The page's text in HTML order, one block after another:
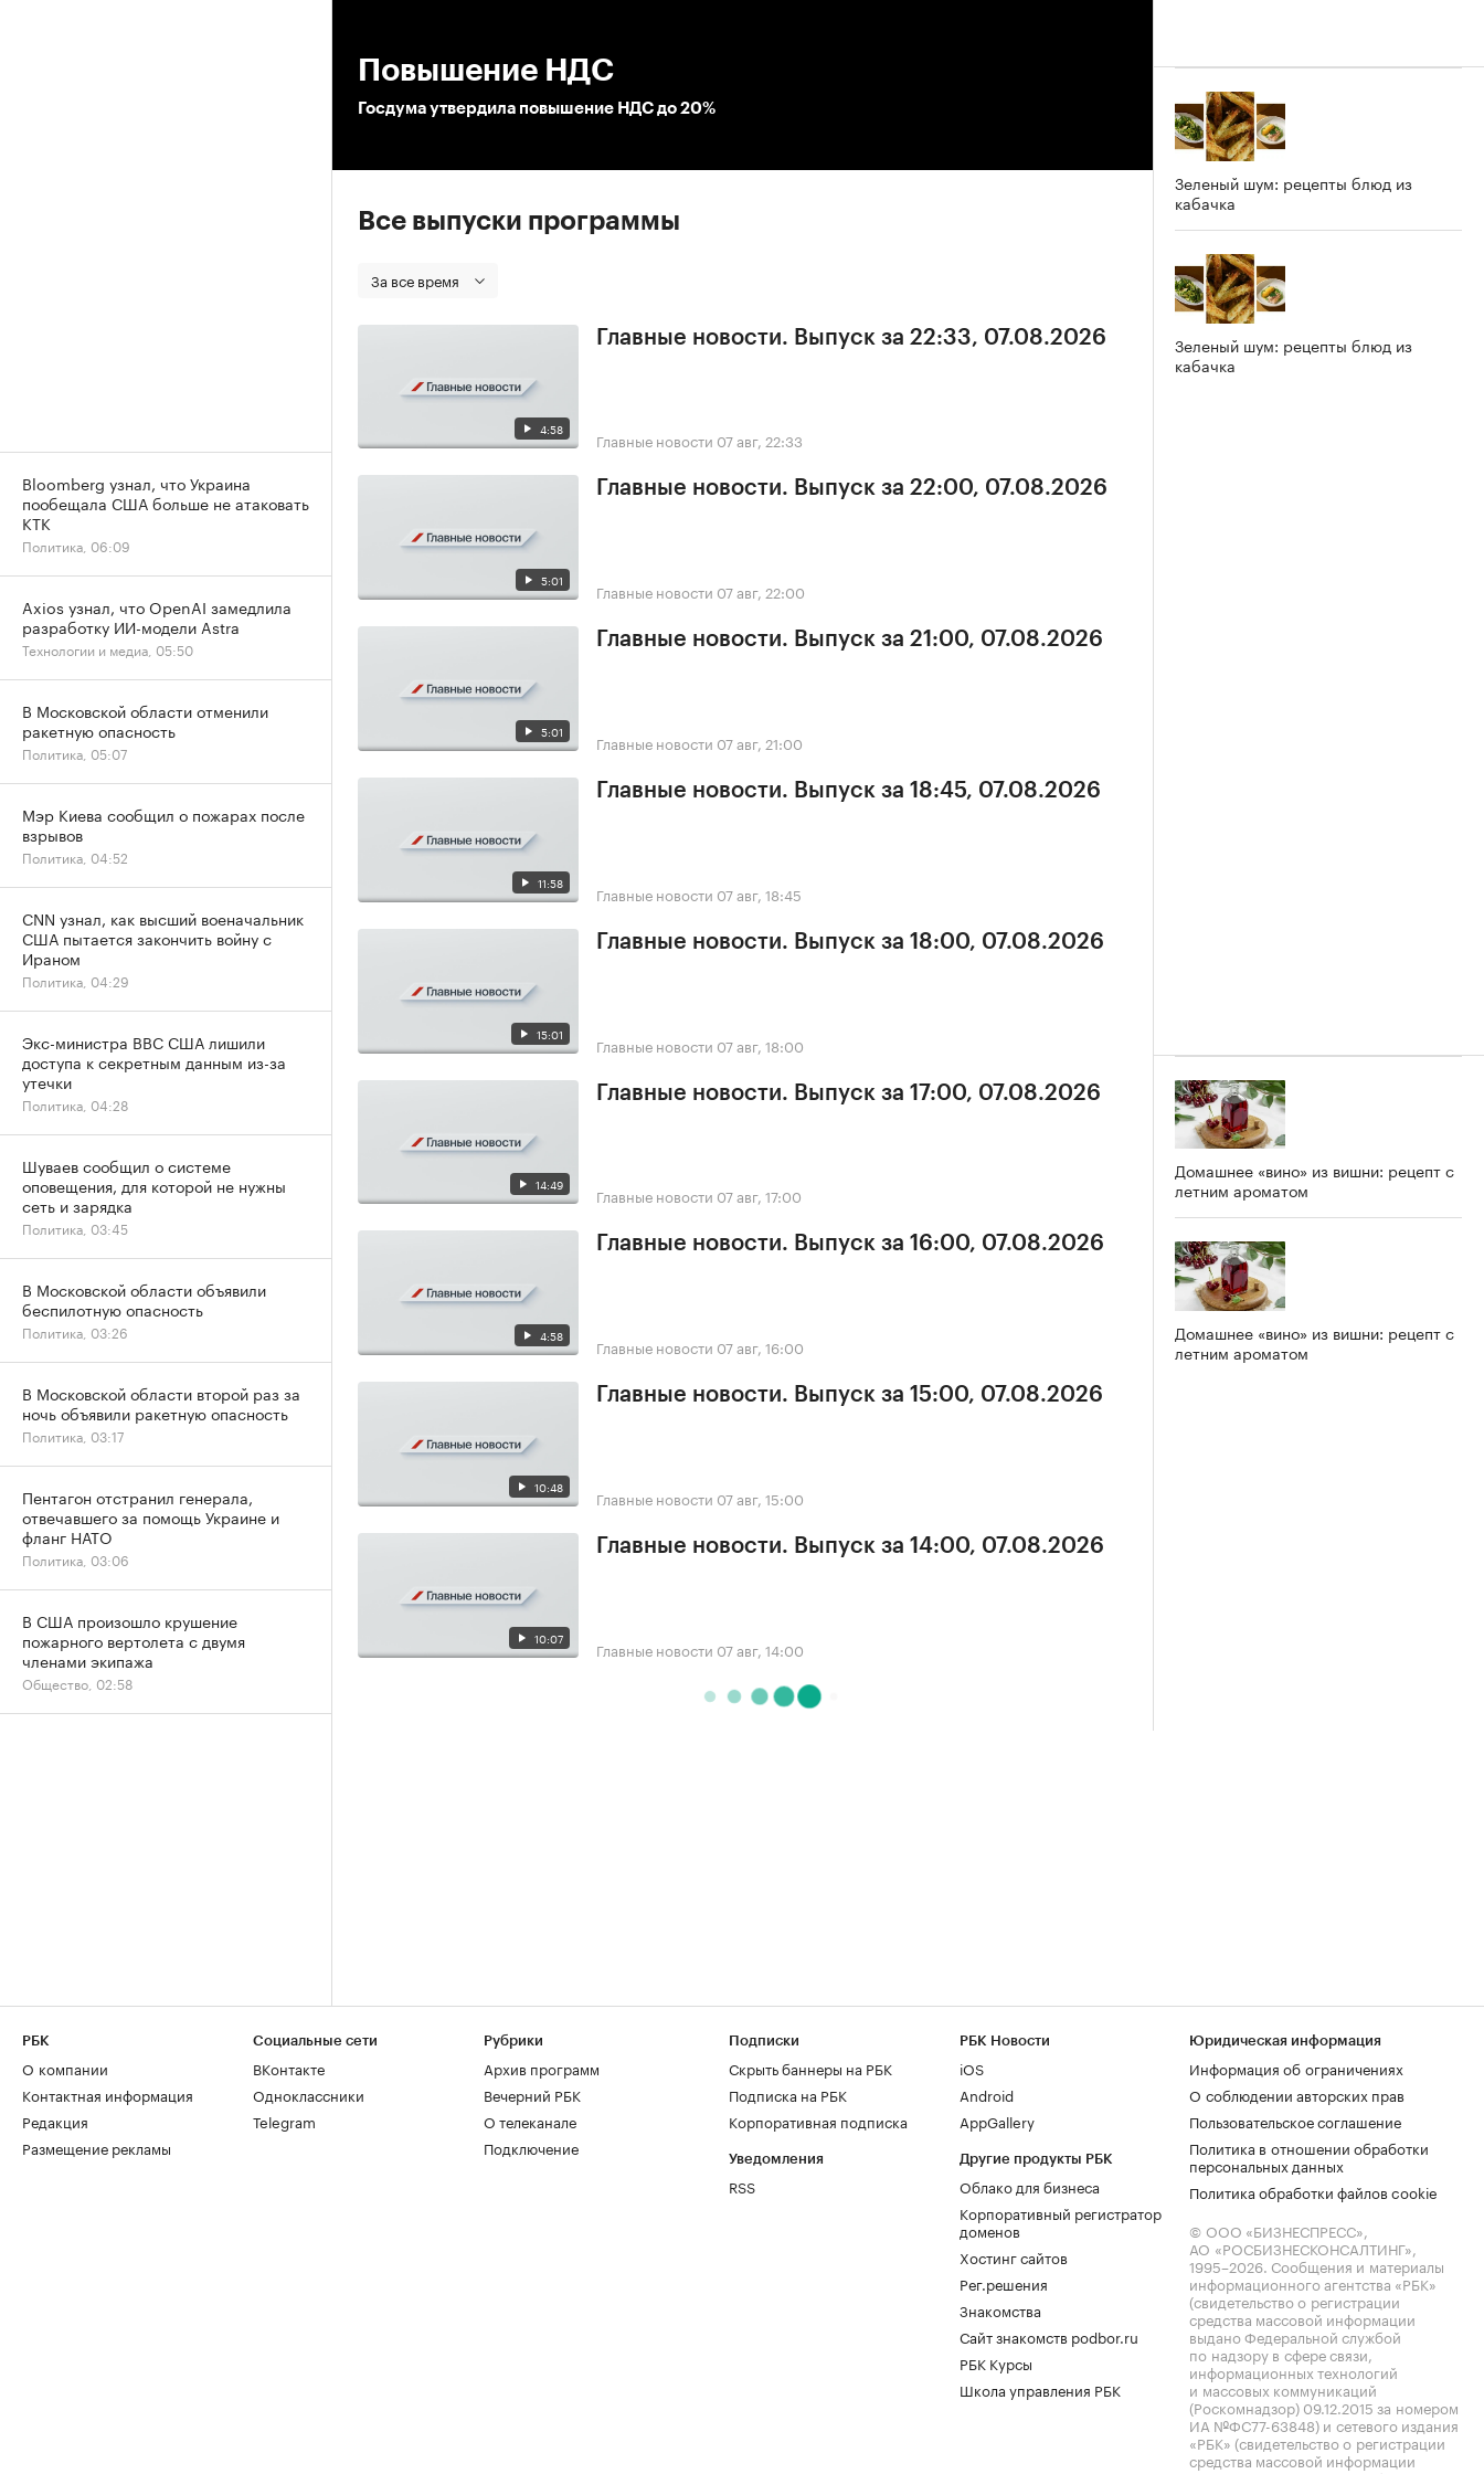
Повышение НДС
Госдума утвердила повышение НДС до 20%
Все выпуски программы
За все время
4:58
Главные новости. Выпуск за 22:33, 07.08.2026
Главные новости 07 авг, 22:33
5:01
Главные новости. Выпуск за 22:00, 07.08.2026
Главные новости 07 авг, 22:00
5:01
Главные новости. Выпуск за 21:00, 07.08.2026
Главные новости 07 авг, 21:00
11:58
Главные новости. Выпуск за 18:45, 07.08.2026
Главные новости 07 авг, 18:45
15:01
Главные новости. Выпуск за 18:00, 07.08.2026
Главные новости 07 авг, 18:00
14:49
Главные новости. Выпуск за 17:00, 07.08.2026
Главные новости 07 авг, 17:00
4:58
Главные новости. Выпуск за 16:00, 07.08.2026
Главные новости 07 авг, 16:00
10:48
Главные новости. Выпуск за 15:00, 07.08.2026
Главные новости 07 авг, 15:00
10:07
Главные новости. Выпуск за 14:00, 07.08.2026
Главные новости 07 авг, 14:00
Зеленый шум: рецепты блюд из
кабачка
Зеленый шум: рецепты блюд из
кабачка
Домашнее «вино» из вишни: рецепт с
летним ароматом
Домашнее «вино» из вишни: рецепт с
летним ароматом
Bloomberg узнал, что Украина
пообещала США больше не атаковать
КТК
Политика, 06:09
Axios узнал, что OpenAI замедлила
разработку ИИ-модели Astra
Технологии и медиа, 05:50
В Московской области отменили
ракетную опасность
Политика, 05:07
Мэр Киева сообщил о пожарах после
взрывов
Политика, 04:52
CNN узнал, как высший военачальник
США пытается закончить войну с
Ираном
Политика, 04:29
Экс-министра ВВС США лишили
доступа к секретным данным из-за
утечки
Политика, 04:28
Шуваев сообщил о системе
оповещения, для которой не нужны
сеть и зарядка
Политика, 03:45
В Московской области объявили
беспилотную опасность
Политика, 03:26
В Московской области второй раз за
ночь объявили ракетную опасность
Политика, 03:17
Пентагон отстранил генерала,
отвечавшего за помощь Украине и
фланг НАТО
Политика, 03:06
В США произошло крушение
пожарного вертолета с двумя
членами экипажа
Общество, 02:58
РБК
О компании
Контактная информация
Редакция
Размещение рекламы
Социальные сети
ВКонтакте
Одноклассники
Telegram
Рубрики
Архив программ
Вечерний РБК
О телеканале
Подключение
Подписки
Скрыть баннеры на РБК
Подписка на РБК
Корпоративная подписка
Уведомления
RSS
РБК Новости
iOS
Android
AppGallery
Другие продукты РБК
Облако для бизнеса
Корпоративный регистратор
доменов
Хостинг сайтов
Рег.решения
Знакомства
Сайт знакомств podbor.ru
РБК Курсы
Школа управления РБК
Юридическая информация
Информация об ограничениях
О соблюдении авторских прав
Пользовательское соглашение
Политика в отношении обработки
персональных данных
Политика обработки файлов cookie
© ООО «БИЗНЕСПРЕСС»,
АО «РОСБИЗНЕСКОНСАЛТИНГ»,
1995–2026. Сообщения и материалы
информационного агентства «РБК»
(свидетельство о регистрации
средства массовой информации
выдано Федеральной службой
по надзору в сфере связи,
информационных технологий
и массовых коммуникаций
(Роскомнадзор) 09.12.2015 за номером
ИА №ФС77-63848) и сетевого издания
«РБК» (свидетельство о регистрации
средства массовой информации